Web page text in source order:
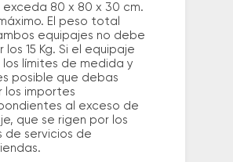
exceda 80 x 80 x 30 cm.
El peso total
equipajes no debe
los 15 Kg. Si el equipaje
los límites de medida y
posible que debas
los importes
al exceso de
que se rigen por los
de servicios de